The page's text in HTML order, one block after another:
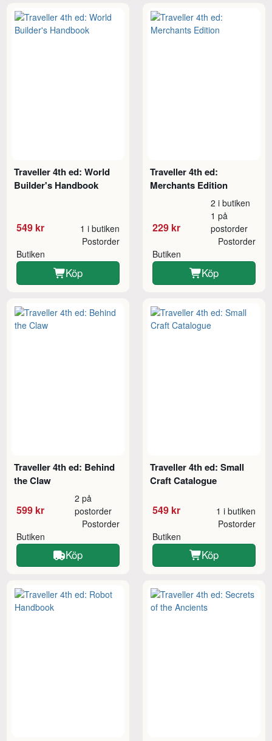
Traveller 4th ed: World
Builder's Handbook
549 kr 1 i butiken
Butiken
Postorder
Köp
Traveller 4th ed:
Merchants Edition
229 kr
2 i butiken
1 på
postorder
Butiken
Postorder
Köp
Traveller 4th ed: Behind
the Claw
599 kr
2 på
postorder
Butiken
Postorder
Köp
Traveller 4th ed: Small
Craft Catalogue
549 kr 1 i butiken
Butiken
Postorder
Köp